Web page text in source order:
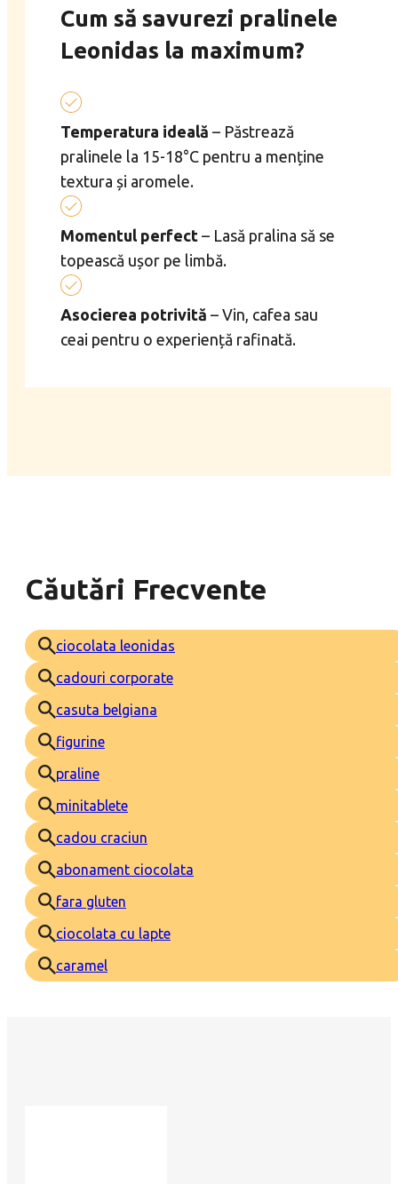
Cum să savurezi pralinele
Leonidas la maximum?
Temperatura ideală – Păstrează
pralinele la 15-18°C pentru a menține
textura și aromele.
Momentul perfect – Lasă pralina să se
topească ușor pe limbă.
Asocierea potrivită – Vin, cafea sau
ceai pentru o experiență rafinată.
Căutări Frecvente
ciocolata leonidas
cadouri corporate
casuta belgiana
figurine
praline
minitablete
cadou craciun
abonament ciocolata
fara gluten
ciocolata cu lapte
caramel